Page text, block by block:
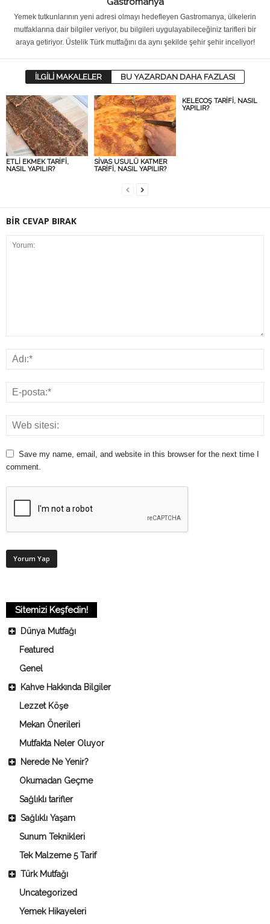
Yemek tutkunlarının yeni adresi olmayı hedefleyen Gastromanya, ülkelerin
mutfaklarına dair bilgiler veriyor, bu bilgileri uygulayabileceğiniz tarifleri bir
araya getiriyor. Üstelik Türk mutfağını da aynı şekilde şehir şehir inceliyor!
İLGİLİ MAKALELER BU YAZARDAN DAHA FAZLASI
ETLİ EKMEK TARİFİ,
NASIL YAPILIR?
SİVAS USULÜ KATMER
TARİFİ, NASIL YAPILIR?
KELECOŞ TARİFİ, NASIL
YAPILIR?
BİR CEVAP BIRAK
Save my name, email, and website in this browser for the next time I
comment.
Sitemizi Keşfedin!
Dünya Mutfağı
Featured
Genel
Kahve Hakkında Bilgiler
Lezzet Köşe
Mekan Önerileri
Mutfakta Neler Oluyor
Nerede Ne Yenir?
Okumadan Geçme
Sağlıklı tarifler
Sağlıklı Yaşam
Sunum Teknikleri
Tek Malzeme 5 Tarif
Türk Mutfağı
Uncategorized
Yemek Hikayeleri